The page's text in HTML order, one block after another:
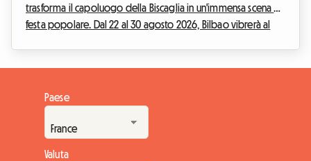
trasforma il capoluogo della Biscaglia in un'immensa scena di
festa popolare. Dal 22 al 30 agosto 2026, Bilbao vibrerà al
trovare un alloggio a prezzi accessibili. Di fronte ad hotel al
completo con mesi di anticipo e tariffe alle stelle, noi di
Roomlala vi pr...
Paese
Valuta